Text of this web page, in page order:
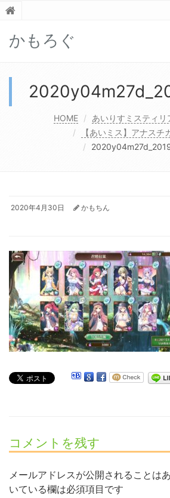
かもろぐ
HOME あいりすミスティリ
【あいミス】アナスチ
2020年4月30日 かもちん
コメントを残す
メールアドレスが公開されることはあ
いている欄は必須項目です